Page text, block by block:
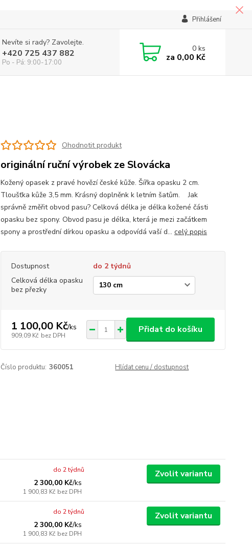
Přihlášení
Nevíte si rady? Zavolejte.
+420 725 437 882
Po - Pá: 9:00-17:00
0ks
za 0,00 Kč
Ohodnotit produkt
originální ruční výrobek ze Slovácka
Kožený opasek z pravé hovězí české kůže. Šířka opasku 2 cm.
Tloušťka kůže 3,5 mm. Krásný doplněnk k letním šatům. Jak
správně změřit obvod pasu? Celková délka je délka kožené části
opasku bez spony. Obvod pasu je délka, která je mezi začátkem
spony a prostřední dírkou opasku a odpovídá vaší d... celý popis
Dostupnost
do 2 týdnů
Celková délka opasku
bez přezky
1 100,00 Kč/ks
909,09 Kč bez DPH
Přidat do košíku
Číslo produktu: 360051 Hlídat cenu / dostupnost
2 300,00 Kč/ks
1 900,83 Kč bez DPH
do 2 týdnů Zvolit variantu
2 300,00 Kč/ks
1 900,83 Kč bez DPH
do 2 týdnů Zvolit variantu